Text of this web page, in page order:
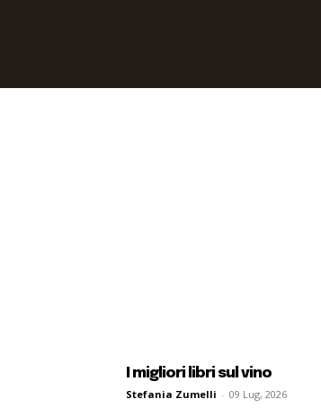
I migliori libri sul vino
Stefania Zumelli - 09 Lug, 2026